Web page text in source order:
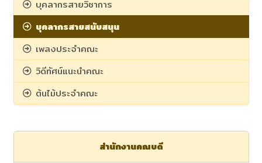
บุคลากรสายวิชาการ
บุคลากรสายสนับสนุน
เพลงประจำคณะ
วิดีทัศน์แนะนำคณะ
ต้นไม้ประจำคณะ
สำนักงานคณบดี